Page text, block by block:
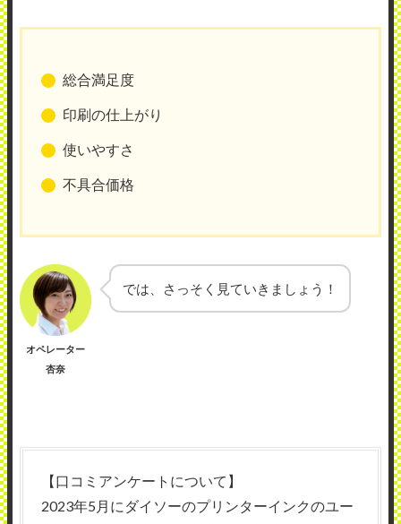
総合満足度
印刷の仕上がり
使いやすさ
不具合価格
オペレーター
杏奈
では、さっそく見ていきましょう！
【口コミアンケートについて】
2023年5月にダイソーのプリンターインクのユー